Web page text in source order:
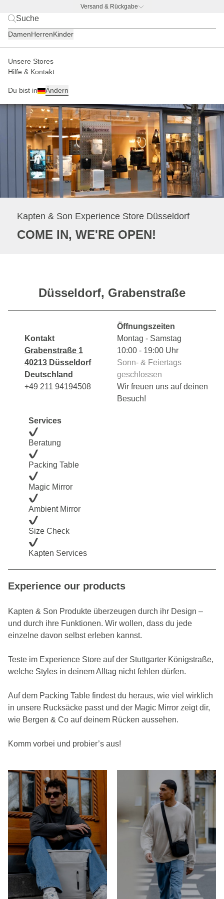
Versand & Rückgabe
DamenHerrenKinder
Unsere Stores
Hilfe & Kontakt
Du bist in Ändern
Home Kapten Son Store Duesseldorf
Kapten & Son Experience Store Düsseldorf
COME IN, WE'RE OPEN!
Düsseldorf, Grabenstraße
Kontakt
Grabenstraße 1
40213 Düsseldorf
Deutschland
+49 211 94194508
Öffnungszeiten
Montag - Samstag
10:00 - 19:00 Uhr
Sonn- & Feiertags
geschlossen
Wir freuen uns auf deinen
Besuch!
Services
Beratung
Packing Table
Magic Mirror
Ambient Mirror
Size Check
Kapten Services
Experience our products
Kapten & Son Produkte überzeugen durch ihr Design –
und durch ihre Funktionen. Wir wollen, dass du jede
einzelne davon selbst erleben kannst.
Teste im Experience Store auf der Stuttgarter Königstraße,
welche Styles in deinem Alltag nicht fehlen dürfen.
Auf dem Packing Table findest du heraus, wie viel wirklich
in unsere Rucksäcke passt und der Magic Mirror zeigt dir,
wie Bergen & Co auf deinem Rücken aussehen.
Komm vorbei und probier’s aus!